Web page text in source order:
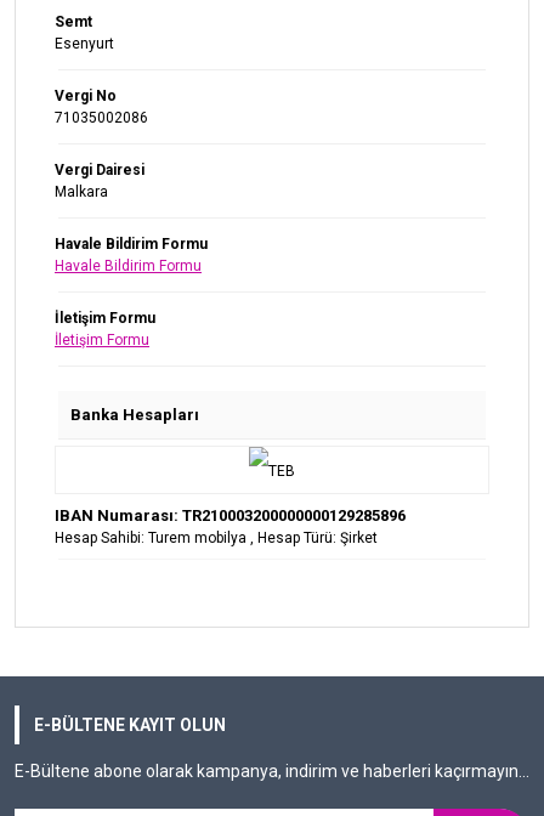
Semt
Esenyurt
Vergi No
71035002086
Vergi Dairesi
Malkara
Havale Bildirim Formu
Havale Bildirim Formu
İletişim Formu
İletişim Formu
Banka Hesapları
IBAN Numarası: TR210003200000000129285896
Hesap Sahibi: Turem mobilya , Hesap Türü: Şirket
E-BÜLTENE KAYIT OLUN
E-Bültene abone olarak kampanya, indirim ve haberleri kaçırmayın...